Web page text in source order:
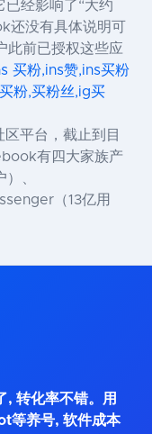
已经影响了“大约
没有具体说明可
此前已授权这些应
买粉,ins赞,ins买粉
粉,买粉丝,ig买
平台，截止到目
有四大家族产
、
（13亿用
, 转化率不错。用
等养号, 软件成本